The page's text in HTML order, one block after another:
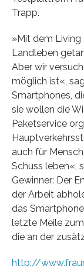
Trapp.
»Mit dem Living
Landleben
Aber wir
möglich ist«,
Smartphones,
sie wollen die
Paketservice
auch für
Schuss leben«,
Gewinner: Der
der Arbeit
das
letzte Meile
die an der
http://